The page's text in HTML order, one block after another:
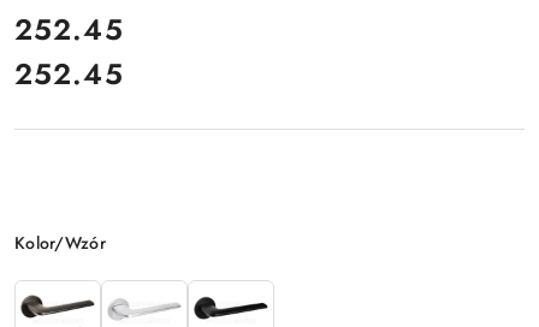
cena:
252.45
Cena:
252.45
Wariant
Kolor/Wzór